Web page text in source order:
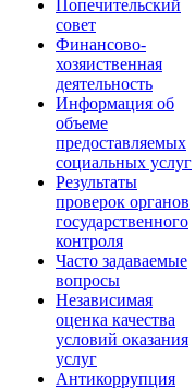
Попечительский
совет
Финансово-
хозяиственная
деятельность
Информация об
объеме
предоставляемых
социальных услуг
Результаты
проверок органов
государственного
контроля
Часто задаваемые
вопросы
Независимая
оценка качества
условий оказания
услуг
Антикоррупция